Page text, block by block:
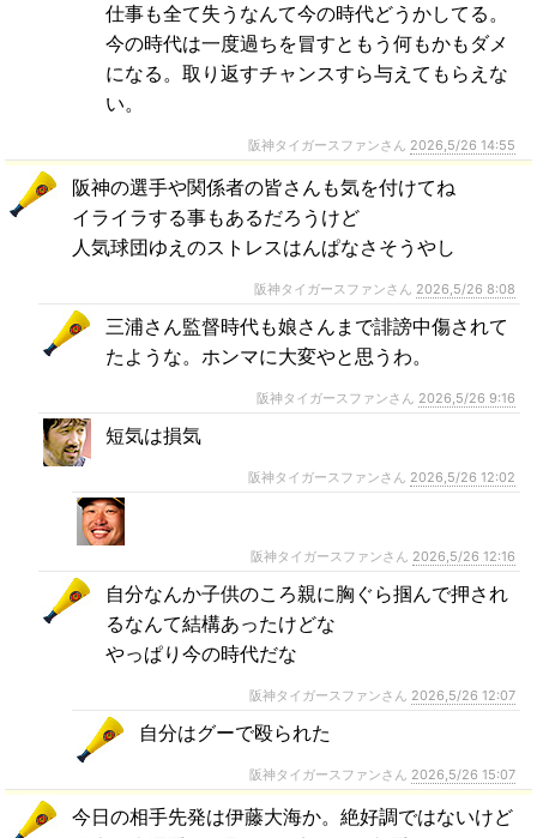
仕事も全て失うなんて今の時代どうかしてる。
今の時代は一度過ちを冒すともう何もかもダメ
になる。取り返すチャンスすら与えてもらえな
い。
阪神タイガースファンさん 2026,5/26 14:55
阪神の選手や関係者の皆さんも気を付けてね
イライラする事もあるだろうけど
人気球団ゆえのストレスはんぱなさそうやし
阪神タイガースファンさん 2026,5/26 8:08
三浦さん監督時代も娘さんまで誹謗中傷されて
たような。ホンマに大変やと思うわ。
阪神タイガースファンさん 2026,5/26 9:16
短気は損気
阪神タイガースファンさん 2026,5/26 12:02
阪神タイガースファンさん 2026,5/26 12:16
自分なんか子供のころ親に胸ぐら掴んで押され
るなんて結構あったけどな
やっぱり今の時代だな
阪神タイガースファンさん 2026,5/26 12:07
自分はグーで殴られた
阪神タイガースファンさん 2026,5/26 15:07
今日の相手先発は伊藤大海か。絶好調ではないけど